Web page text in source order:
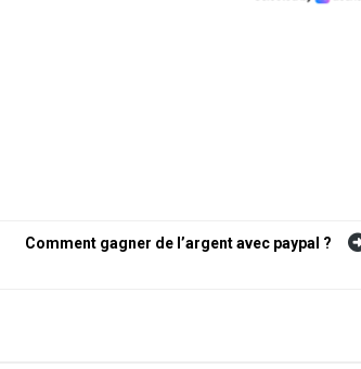
Comment gagner de l’argent avec paypal ?